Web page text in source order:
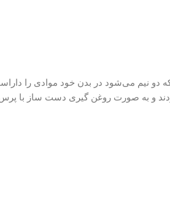
نیم می‌شود در بدن خود موادی را
و به صورت روغن گیری دست ساز با